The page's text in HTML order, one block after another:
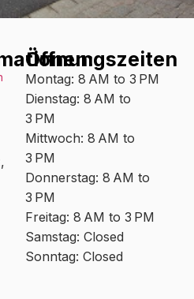
Öffnungszeiten
Montag: 8 AM to 3 PM
Dienstag: 8 AM to
3 PM
Mittwoch: 8 AM to
3 PM
Donnerstag: 8 AM to
3 PM
Freitag: 8 AM to 3 PM
Samstag: Closed
Sonntag: Closed